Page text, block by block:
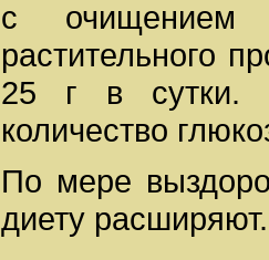
с очищением
растительного
25 г в сутки.
количество
По мере
диету расширяют.